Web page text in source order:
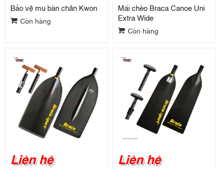
Bảo vệ mu bàn chân Kwon
Còn hàng
Mái chèo Braca Canoe Uni
Extra Wide
Còn hàng
Liên hệ Liên hệ